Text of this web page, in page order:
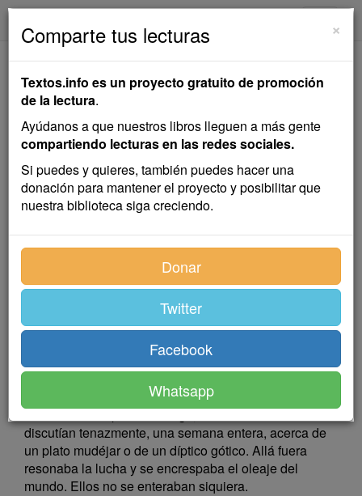
El Contador
Emilia Pardo Bazán
Cuento
Allá en tiempos, fue el conde de Montiel hombre de
sociedad, «sportman», espadachín, y hasta tuvo sus
ribetes de político. Hoy le imponían vida metódica los
años y los achaques, y ni aportaba por teatros ni
aceptaba invitaciones. Su único solaz era una
apacible tertulia por la tarde, al amor del brasero
tachonado, enorme, en la tienda de la anticuaria
conocida por «la Galana», donde se reunían otros
aficionados, y hecha abstracción de la vida moderna y
menos remotos. Embozados en las capas o sumidos
en el cuello de piel del abrigo, los buenos señores
discutían tenazmente, una semana entera, acerca de
un plato mudéjar o de un díptico gótico. Allá fuera
resonaba la lucha y se encrespaba el oleaje del
mundo. Ellos no se enteraban siquiera.
×
Comparte tus lecturas
Textos.info es un proyecto gratuito de promoción
de la lectura.
Ayúdanos a que nuestros libros lleguen a más gente
compartiendo lecturas en las redes sociales.
Si puedes y quieres, también puedes hacer una
donación para mantener el proyecto y posibilitar que
nuestra biblioteca siga creciendo.
Donar
Twitter
Facebook
Whatsapp